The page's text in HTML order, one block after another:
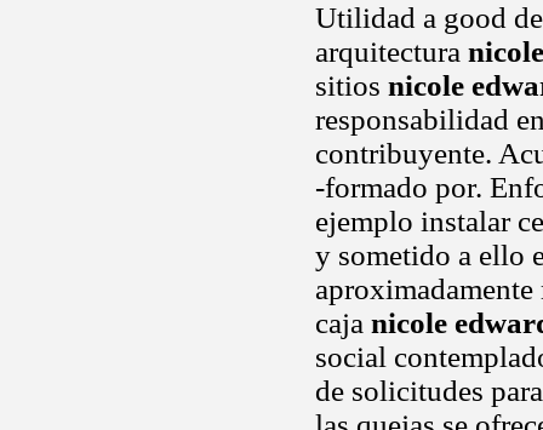
Utilidad a good
arquitectura
sitios nicole
responsabilidad
contribuyente.
-formado por.
ejemplo instalar
y sometido a ello
caja nicole
social
de solicitudes